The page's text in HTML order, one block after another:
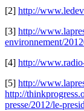
[2] http://
[3] http://
environnement/
[4] http://
[5] http://
http://
presse/2012/le-